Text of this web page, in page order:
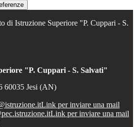
di Istruzione Superiore "P. Cuppari - S.
"P. Cuppari - S. Salvati"
60035 Jesi (AN)
Link per inviare una mail
Link per inviare una mail